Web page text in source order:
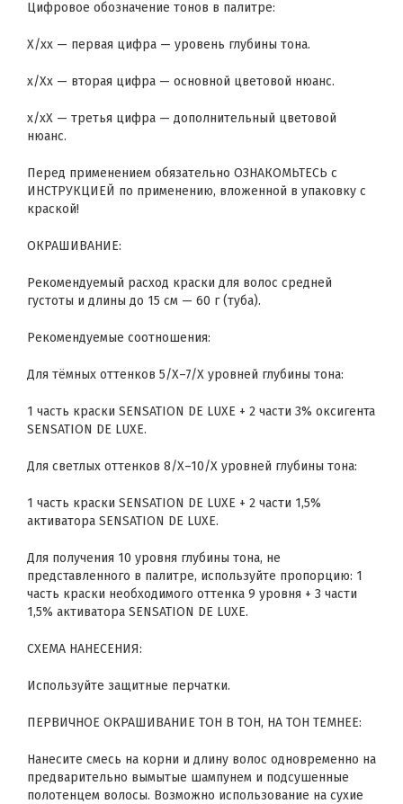
Цифровое обозначение тонов в палитре:
Х/хх — первая цифра — уровень глубины тона.
х/Хх — вторая цифра — основной цветовой нюанс.
х/хХ — третья цифра — дополнительный цветовой
нюанс.
Перед применением обязательно ОЗНАКОМЬТЕСЬ с
ИНСТРУКЦИЕЙ по применению, вложенной в упаковку с
краской!
ОКРАШИВАНИЕ:
Рекомендуемый расход краски для волос средней
густоты и длины до 15 см — 60 г (туба).
Рекомендуемые соотношения:
Для тёмных оттенков 5/Х–7/Х уровней глубины тона:
1 часть краски SENSATION DE LUXE + 2 части 3% оксигента
SENSATION DE LUXE.
Для светлых оттенков 8/Х–10/Х уровней глубины тона:
1 часть краски SENSATION DE LUXE + 2 части 1,5%
активатора SENSATION DE LUXE.
Для получения 10 уровня глубины тона, не
представленного в палитре, используйте пропорцию: 1
часть краски необходимого оттенка 9 уровня + 3 части
1,5% активатора SENSATION DE LUXE.
СХЕМА НАНЕСЕНИЯ:
Используйте защитные перчатки.
ПЕРВИЧНОЕ ОКРАШИВАНИЕ ТОН В ТОН, НА ТОН ТЕМНЕЕ:
Нанесите смесь на корни и длину волос одновременно на
предварительно вымытые шампунем и подсушенные
полотенцем волосы. Возможно использование на сухие